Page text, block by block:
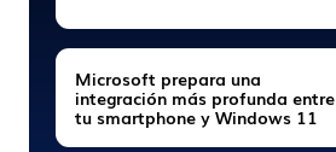
Microsoft prepara una
integración más profunda entre
tu smartphone y Windows 11